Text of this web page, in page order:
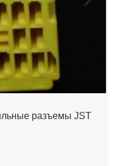
разъемы JST